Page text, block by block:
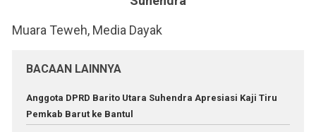
Muara Teweh, Media Dayak
BACAAN LAINNYA
Anggota DPRD Barito Utara Suhendra Apresiasi Kaji Tiru
Pemkab Barut ke Bantul